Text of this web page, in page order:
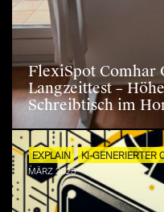
FlexiSpot Comhar
Langzeittest –
Schreibtisch im
EXPLAIN KI-GENERIERTER
MÄRZ 2025